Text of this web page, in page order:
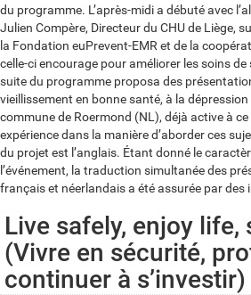
du programme. L’après-midi a débuté avec
Julien Compère, Directeur du CHU de Liège,
la Fondation euPrevent-EMR et de la
celle-ci encourage pour améliorer les soins de
suite du programme proposa des
vieillissement en bonne santé, à la
commune de Roermond (NL), déjà active à
expérience dans la manière d’aborder ces
du projet est l’anglais. Étant donné le
l’événement, la traduction simultanée des
français et néerlandais a été assurée par des
Live safely, enjoy life,
(Vivre en sécurité,
continuer à s’investir)